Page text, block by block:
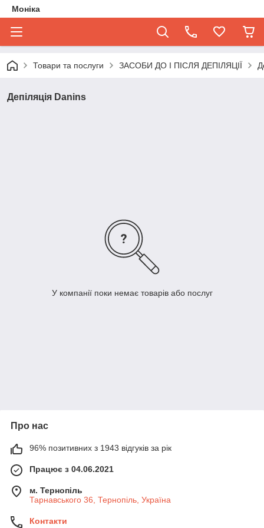
Моніка
Товари та послуги ЗАСОБИ ДО І ПІСЛЯ ДЕПІЛЯЦІЇ
Депіляція Danins
У компанії поки немає товарів або послуг
Про нас
96% позитивних з 1943 відгуків за рік
Працює з 04.06.2021
м. Тернопіль
Тарнавського 36, Тернопіль, Україна
Контакти